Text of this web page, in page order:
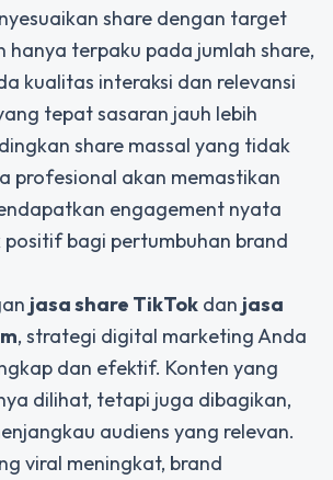
share dengan target
hanya terpaku pada jumlah share,
kualitas interaksi dan relevansi
tepat sasaran jauh lebih
share massal yang tidak
profesional akan memastikan
engagement nyata
bagi pertumbuhan brand
jasa share TikTok dan jasa
, strategi digital marketing Anda
dan efektif. Konten yang
dilihat, tetapi juga dibagikan,
audiens yang relevan.
viral meningkat, brand